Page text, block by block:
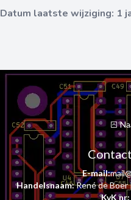
Datum laatste wijziging: 1
E-mail:
Handelsnaam:René de Boer
KvK nr: